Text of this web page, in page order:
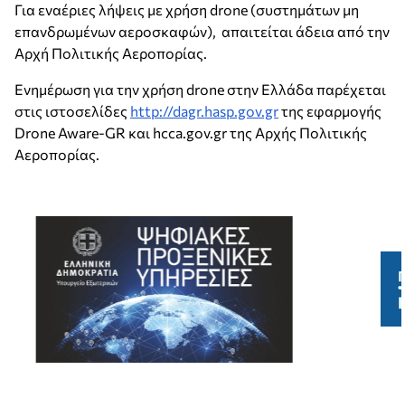
Για εναέριες λήψεις με χρήση drone (συστημάτων μη
επανδρωμένων αεροσκαφών), απαιτείται άδεια από την
Αρχή Πολιτικής Αεροπορίας.
Ενημέρωση για την χρήση drone στην Ελλάδα παρέχεται
στις ιστοσελίδες http://dagr.hasp.gov.grτης εφαρμογής
Drone Aware-GR και hcca.gov.gr της Αρχής Πολιτικής
Αεροπορίας.